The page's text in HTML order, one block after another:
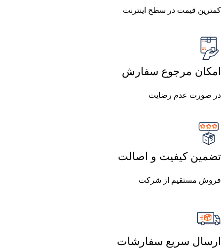
کمترین قیمت در سطح اینترنت
امکان مرجوع سفارش
در صورت عدم رضایت
تضمین کیفیت و اصالت
فروش مستقیم از شرکت
ارسال سریع سفارشات